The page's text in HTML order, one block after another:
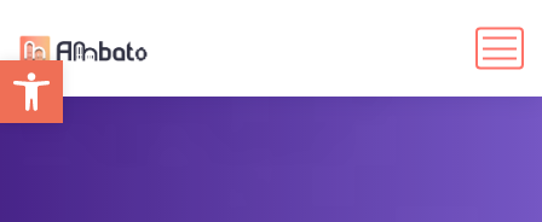
Abrir barra de herramientas